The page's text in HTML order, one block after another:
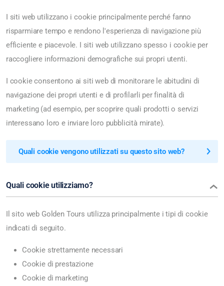
I siti web utilizzano i cookie principalmente perché fanno
risparmiare tempo e rendono l'esperienza di navigazione più
efficiente e piacevole. I siti web utilizzano spesso i cookie per
raccogliere informazioni demografiche sui propri utenti.
I cookie consentono ai siti web di monitorare le abitudini di
navigazione dei propri utenti e di profilarli per finalità di
marketing (ad esempio, per scoprire quali prodotti o servizi
interessano loro e inviare loro pubblicità mirate).
Quali cookie vengono utilizzati su questo sito web?
Quali cookie utilizziamo?
Il sito web Golden Tours utilizza principalmente i tipi di cookie
indicati di seguito.
Cookie strettamente necessari
Cookie di prestazione
Cookie di marketing